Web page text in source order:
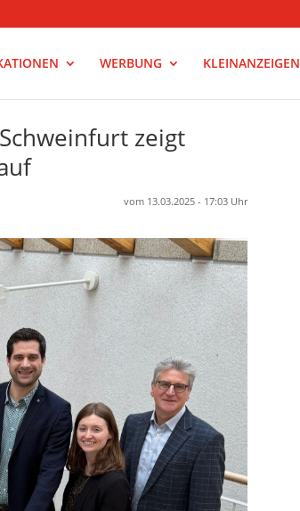
WERBUNG KLEINANZEIGEN
zeigt
vom 13.03.2025 - 17:03 Uhr